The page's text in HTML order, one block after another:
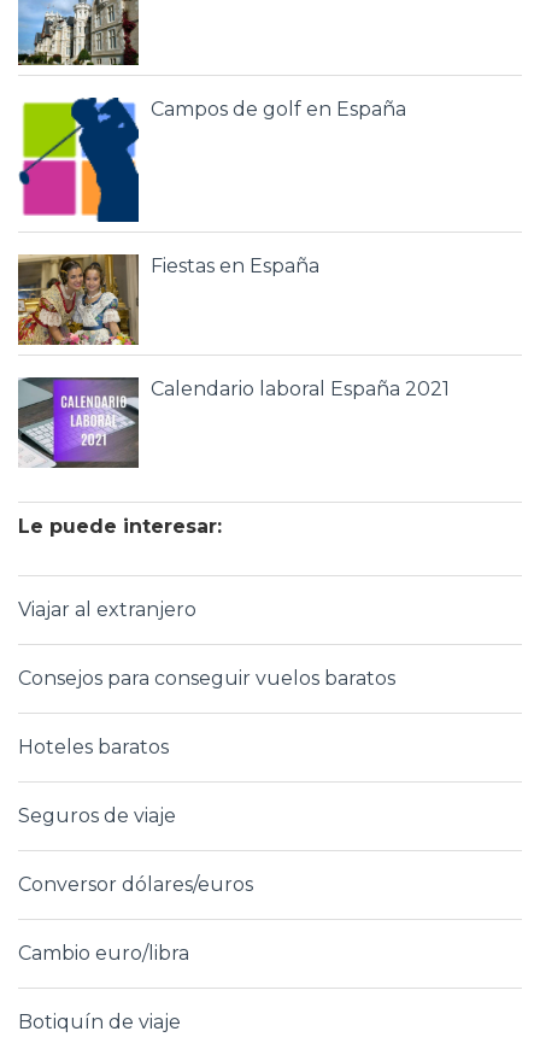
Campos de golf en España
Fiestas en España
Calendario laboral España 2021
Le puede interesar:
Viajar al extranjero
Consejos para conseguir vuelos baratos
Hoteles baratos
Seguros de viaje
Conversor dólares/euros
Cambio euro/libra
Botiquín de viaje